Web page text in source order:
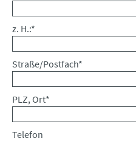
Pflichtfeld
z. H.:*
Pflichtfeld
Straße/Postfach*
Pflichtfeld
PLZ, Ort*
Telefon